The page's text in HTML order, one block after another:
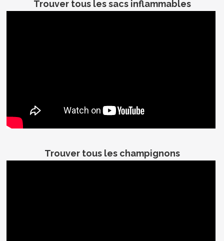
Trouver tous les sacs inflammables
Trouver tous les champignons